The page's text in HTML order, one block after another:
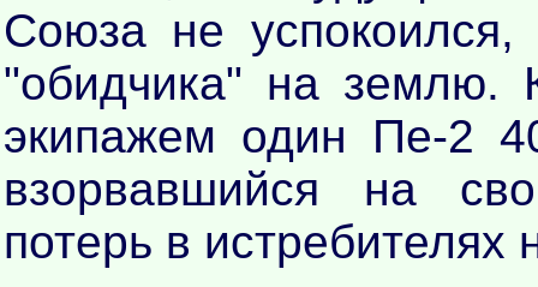
Союза не
"обидчика" на землю.
экипажем один Пе-2
взорвавшийся на
потерь в истребителях